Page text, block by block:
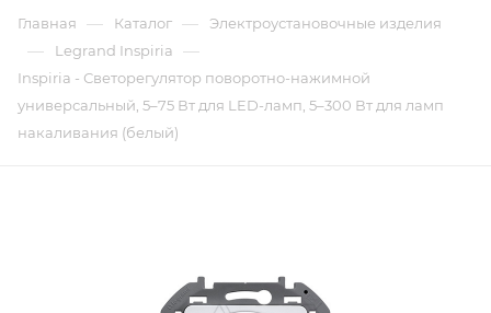
Главная — Каталог — Электроустановочные изделия
— Legrand Inspiria —
Inspiria - Светорегулятор поворотно-нажимной
универсальный, 5–75 Вт для LED-ламп, 5–300 Вт для ламп
накаливания (белый)